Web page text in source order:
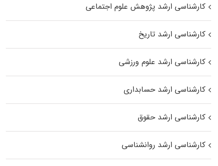
کارشناسی ارشد پژوهش علوم اجتماعی
کارشناسی ارشد تاریخ
کارشناسی ارشد علوم ورزشی
کارشناسی ارشد حسابداری
کارشناسی ارشد حقوق
کارشناسی ارشد روانشناسی